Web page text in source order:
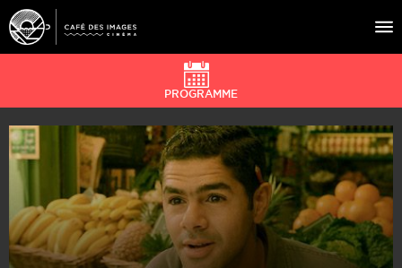
À L’AFFICHE
ÉVÉNEMENTS
CAFÉ DU CINÉ
PRATIQUE
ÉDUCATION AUX IMAGES
PROGRAMME